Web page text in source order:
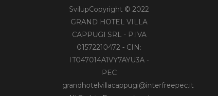
SvilupCopyright © 2022
GRAND HOTEL VILLA
CAPPUGI SRL - P.IVA
01572210472 - CIN:
IT047014A1VY7AYU3A -
PEC
grandhotelvillacappugi@interfreepec.it